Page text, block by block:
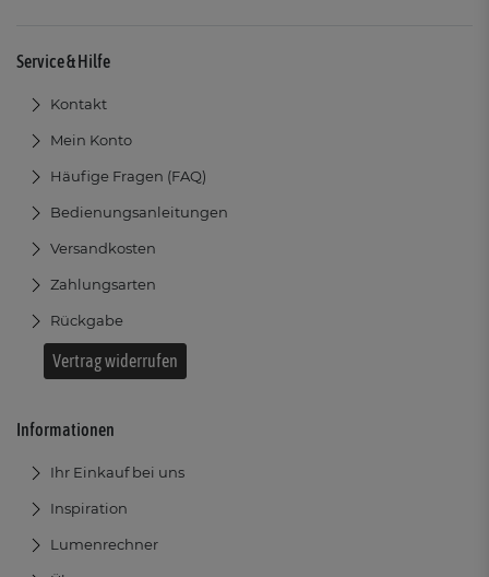
Service & Hilfe
Kontakt
Mein Konto
Häufige Fragen (FAQ)
Bedienungsanleitungen
Versandkosten
Zahlungsarten
Rückgabe
Vertrag widerrufen
Informationen
Ihr Einkauf bei uns
Inspiration
Lumenrechner